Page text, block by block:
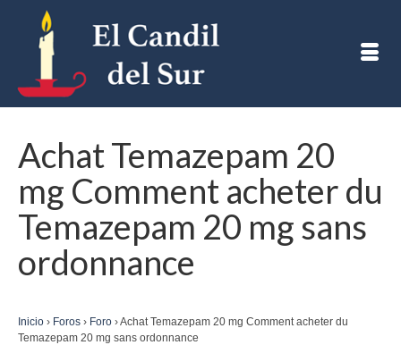
Achat Temazepam 20
mg Comment acheter du
Temazepam 20 mg sans
ordonnance
Inicio › Foros › Foro ›Achat Temazepam 20 mg Comment acheter du
Temazepam 20 mg sans ordonnance